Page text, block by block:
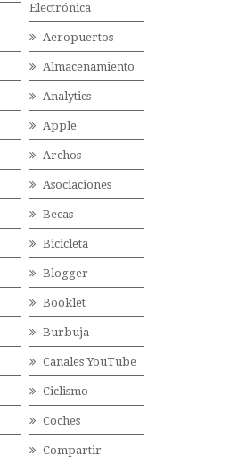
Electrónica
Aeropuertos
Almacenamiento
Analytics
Apple
Archos
Asociaciones
Becas
Bicicleta
Blogger
Booklet
Burbuja
Canales YouTube
Ciclismo
Coches
Compartir